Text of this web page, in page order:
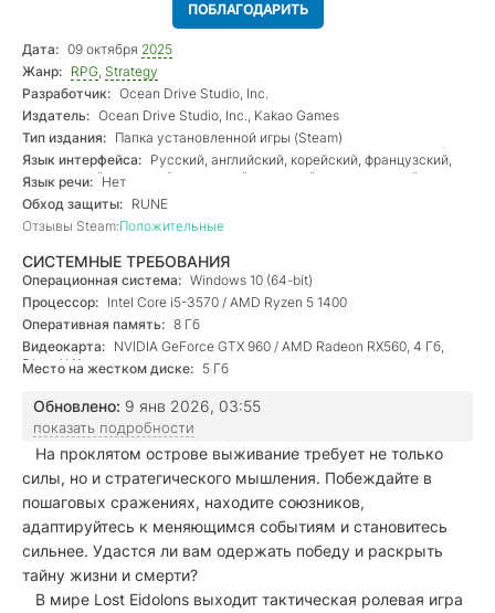
ПОБЛАГОДАРИТЬ
Дата: 09 октября 2025
Жанр: RPG, Strategy
Разработчик: Ocean Drive Studio, Inc.
Издатель: Ocean Drive Studio, Inc., Kakao Games
Тип издания: Папка установленной игры (Steam)
Язык интерфейса: Русский, английский, корейский, французский,
итальянский, немецкий, испанский, японский, португальский,
китайский
Язык речи: Нет
Обход защиты: RUNE
Отзывы Steam:Положительные
СИСТЕМНЫЕ ТРЕБОВАНИЯ
Операционная система: Windows 10 (64-bit)
Процессор: Intel Core i5-3570 / AMD Ryzen 5 1400
Оперативная память: 8 Гб
Видеокарта: NVIDIA GeForce GTX 960 / AMD Radeon RX560, 4 Гб,
DirectX 11
Место на жестком диске: 5 Гб
Обновлено: 9 янв 2026, 03:55
показать подробности
На проклятом острове выживание требует не только
силы, но и стратегического мышления. Побеждайте в
пошаговых сражениях, находите союзников,
адаптируйтесь к меняющимся событиям и становитесь
сильнее. Удастся ли вам одержать победу и раскрыть
тайну жизни и смерти?
В мире Lost Eidolons выходит тактическая ролевая игра